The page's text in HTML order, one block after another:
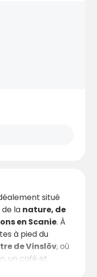
situé
la nature, de
en Scanie. À
à pied du
de Vinslöv, où
un café et